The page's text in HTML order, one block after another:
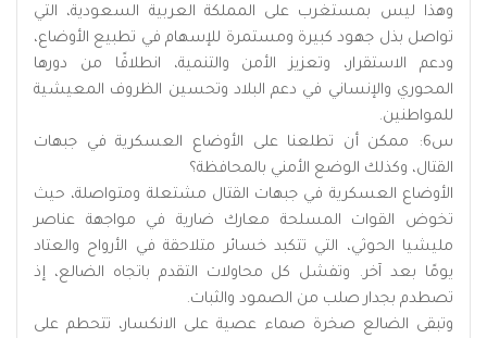
وهذا ليس بمستغرب على المملكة العربية السعودية، التي
تواصل بذل جهود كبيرة ومستمرة للإسهام في تطبيع الأوضاع،
ودعم الاستقرار، وتعزيز الأمن والتنمية، انطلاقًا من دورها
المحوري والإنساني في دعم البلاد وتحسين الظروف المعيشية
للمواطنين.
س6: ممكن أن تطلعنا على الأوضاع العسكرية في جبهات
القتال، وكذلك الوضع الأمني بالمحافظة؟
الأوضاع العسكرية في جبهات القتال مشتعلة ومتواصلة، حيث
تخوض القوات المسلحة معارك ضارية في مواجهة عناصر
مليشيا الحوثي، التي تتكبد خسائر متلاحقة في الأرواح والعتاد
يومًا بعد آخر. وتفشل كل محاولات التقدم باتجاه الضالع، إذ
تصطدم بجدار صلب من الصمود والثبات.
وتبقى الضالع صخرة صماء عصية على الانكسار، تتحطم على